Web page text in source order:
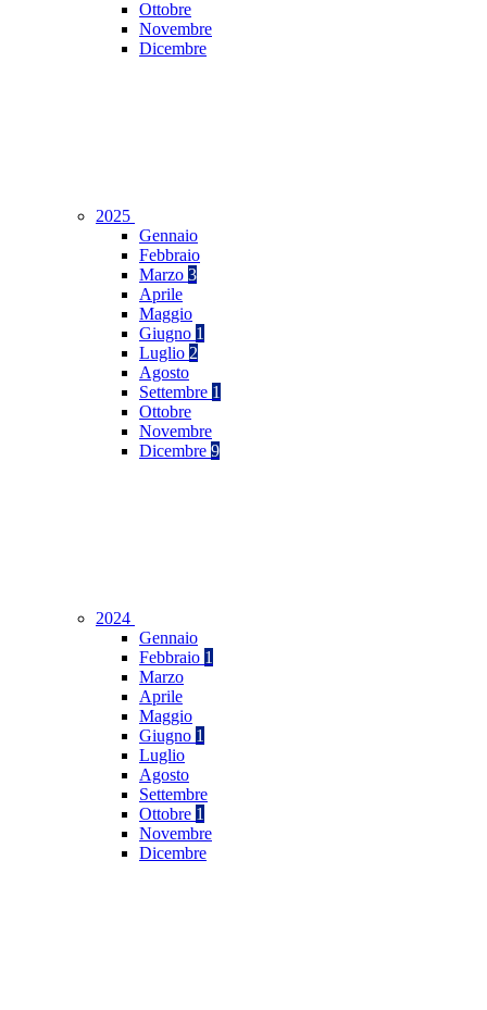
Ottobre
Novembre
Dicembre
2025
Gennaio
Febbraio
Marzo 3
Aprile
Maggio
Giugno 1
Luglio 2
Agosto
Settembre 1
Ottobre
Novembre
Dicembre 9
2024
Gennaio
Febbraio 1
Marzo
Aprile
Maggio
Giugno 1
Luglio
Agosto
Settembre
Ottobre 1
Novembre
Dicembre